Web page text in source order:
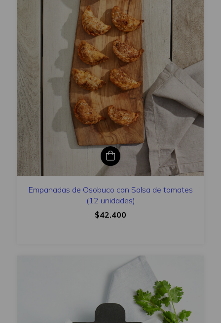
Empanadas de Osobuco con Salsa de tomates
(12 unidades)
$42.400